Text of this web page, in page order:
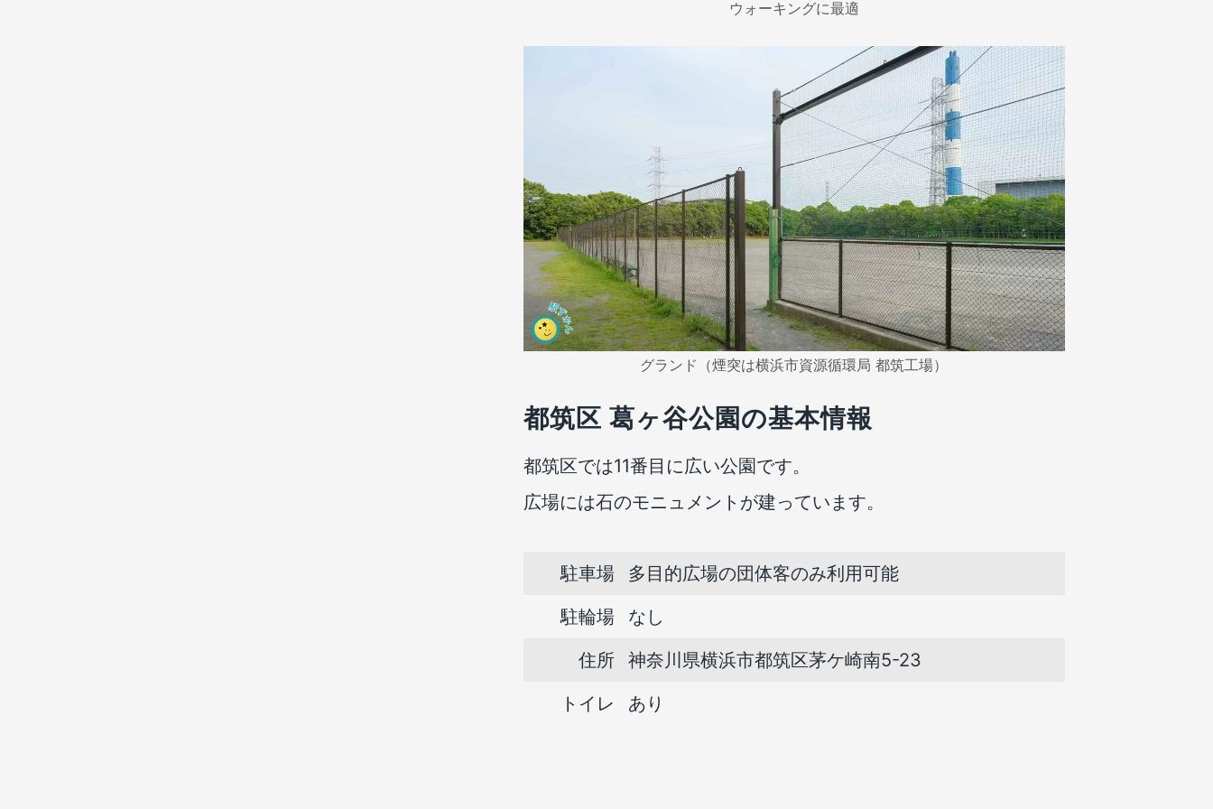
ウォーキングに最適
グランド（煙突は横浜市資源循環局 都筑工場）
都筑区 葛ヶ谷公園の基本情報
都筑区では11番目に広い公園です。
広場には石のモニュメントが建っています。
駐車場
多目的広場の団体客のみ利用可能
駐輪場
なし
住所
神奈川県横浜市都筑区茅ケ崎南5-23
トイレ
あり